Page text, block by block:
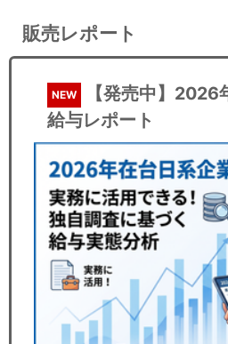
販売レポート
NEW
【発売中】2026
給与レポート